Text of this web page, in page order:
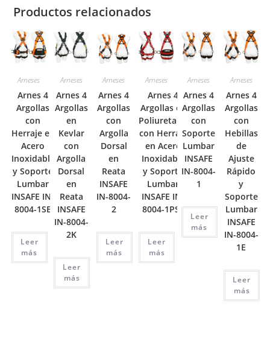
Productos relacionados
Arneses
Arnes 4
Argollas
con
Herraje en
Acero
Inoxidable
y Soporte
Lumbar
INSAFE IN-
8004-1SE
Leer
más
Arneses
Arnes 4
Argollas
en
Kevlar
con
Argolla
Dorsal
en
Reata
INSAFE
IN-8004-
2K
Leer
más
Arneses
Arnes 4
Argollas
con
Argolla
Dorsal
en
Reata
INSAFE
IN-8004-
2
Leer
más
Arneses
Arnes 4
Argollas en
Poliuretano
con Herraje
en Acero
Inoxidable
y Soporte
Lumbar
INSAFE IN-
8004-1PSE
Leer
más
Arneses
Arnes 4
Argollas
con
Soporte
Lumbar
INSAFE
IN-8004-
1
Leer
más
Arneses
Arnes 4
Argollas
con
Hebillas
de
Ajuste
Rápido
y
Soporte
Lumbar
INSAFE
IN-8004-
1E
Leer
más